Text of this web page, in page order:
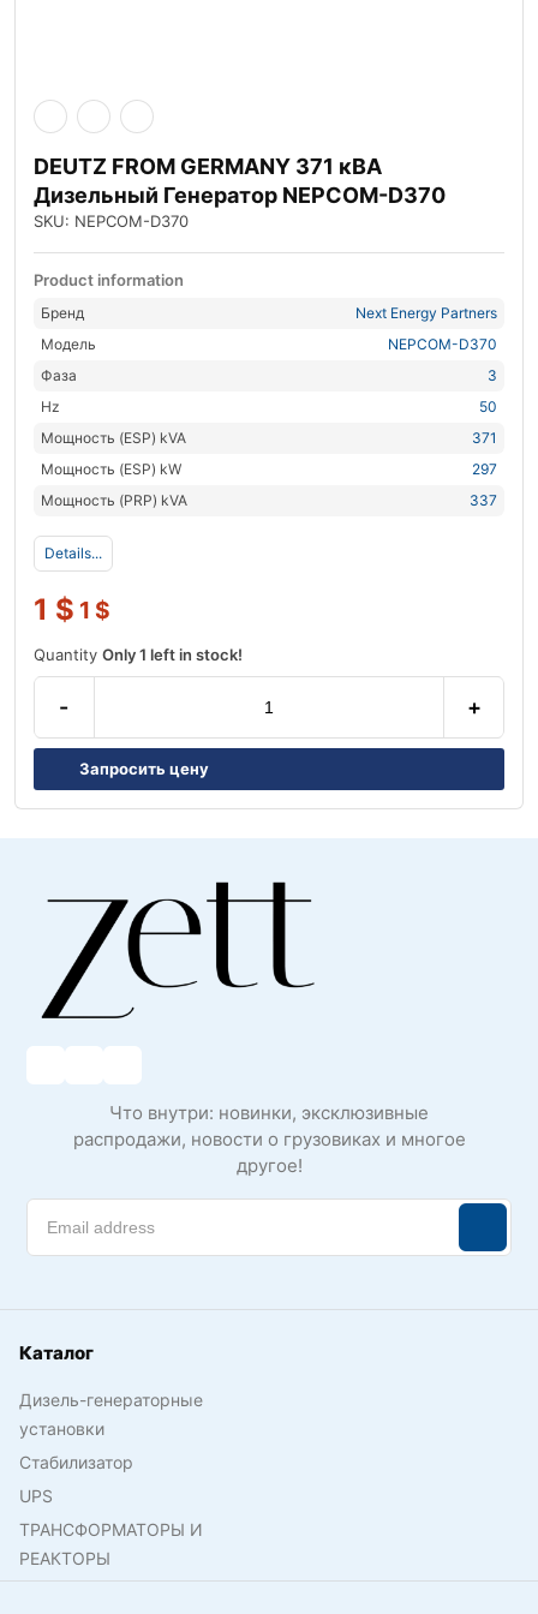
DEUTZ FROM GERMANY 371 кВА
Дизельный Генератор NEPCOM-D370
SKU: NEPCOM-D370
Product information
Бренд
Next Energy Partners
Модель
NEPCOM-D370
Фаза
3
Hz
50
Мощность (ESP) kVA
371
Мощность (ESP) kW
297
Мощность (PRP) kVA
337
Details...
1 $ 1 $
Quantity Only 1 left in stock!
- +
Запросить цену
Что внутри: новинки, эксклюзивные
распродажи, новости о грузовиках и многое
другое!
Каталог
Дизель-генераторные
установки
Стабилизатор
UPS
ТРАНСФОРМАТОРЫ И
РЕАКТОРЫ